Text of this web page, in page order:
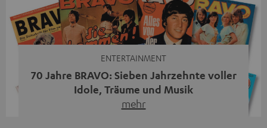
moderne Streaming-Funktionen und hohe Flexibilität in
einem einzigen Gerät – und zeigt, dass man für großen
Sound heute keine klassische HiFi-Anlage mehr braucht.
ENTERTAINMENT
70 Jahre BRAVO: Sieben Jahrzehnte voller
Idole, Träume und Musik
mehr